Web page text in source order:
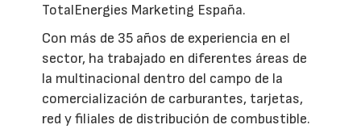
TotalEnergies Marketing España.
Con más de 35 años de experiencia en el
sector, ha trabajado en diferentes áreas de
la multinacional dentro del campo de la
comercialización de carburantes, tarjetas,
red y filiales de distribución de combustible.